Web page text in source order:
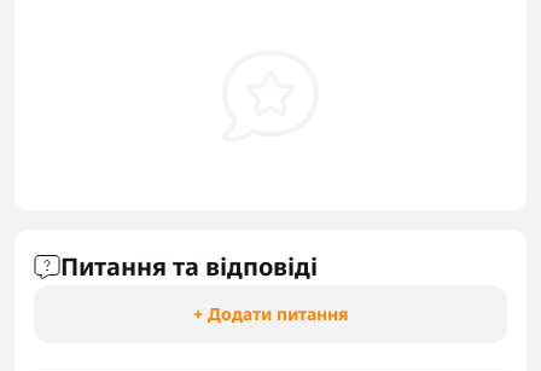
Питання та відповіді
+ Додати питання